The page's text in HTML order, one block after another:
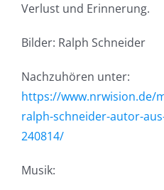
Verlust und Erinnerung.
Bilder: Ralph Schneider
Nachzuhören unter:
https://www.nrwision.de/
ralph-schneider-autor-
240814/
Musik: